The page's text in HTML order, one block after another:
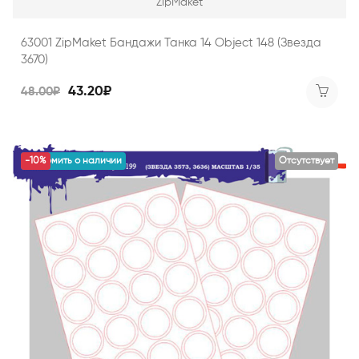
ZipMaket
63001 ZipMaket Бандажи Танка 14 Object 148 (Звезда
3670)
48.00₽ 43.20₽
Отсутствует
уведомить о наличии
-10%